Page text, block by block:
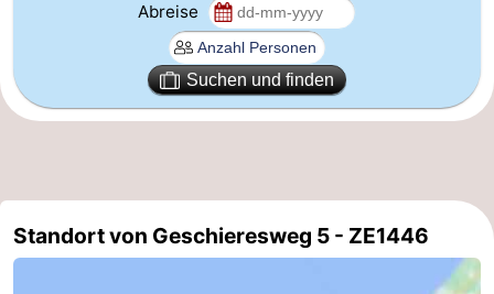
Oranjezon
Oostkapelle
-
Natur
Mantelingen
Zoutelande
-
Abreise
Suchen und finden
Standort von Geschieresweg 5 - ZE1446